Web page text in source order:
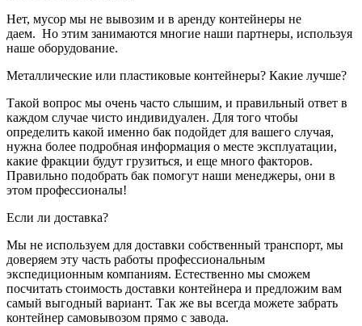
Нет, мусор мы не вывозим и в аренду контейнеры не
даем. Но этим занимаются многие наши партнеры, используя
наше оборудование.
Металлические или пластиковые контейнеры? Какие лучше?
Такой вопрос мы очень часто слышим, и правильный ответ в
каждом случае чисто индивидуален. Для того чтобы
определить какой именно бак подойдет для вашего случая,
нужна более подробная информация о месте эксплуатации,
какие фракции будут грузиться, и еще много факторов.
Правильно подобрать бак помогут наши менеджеры, они в
этом профессионалы!
Если ли доставка?
Мы не используем для доставки собственный транспорт, мы
доверяем эту часть работы профессиональным
экспедиционным компаниям. Естественно мы сможем
посчитать стоимость доставки контейнера и предложим вам
самый выгодный вариант. Так же вы всегда можете забрать
контейнер самовывозом прямо с завода.